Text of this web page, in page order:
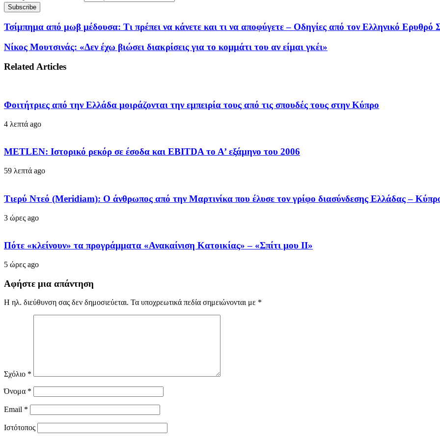
Τσίμπημα από μωβ μέδουσα: Τι πρέπει να κάνετε και τι να αποφύγετε – Οδηγίες από τον Ελληνικό Ερυθρό
Νίκος Μουτσινάς: «Δεν έχω βιώσει διακρίσεις για το κομμάτι του αν είμαι γκέι»
Related Articles
Φοιτήτριες από την Ελλάδα μοιράζονται την εμπειρία τους από τις σπουδές τους στην Κύπρο
4 λεπτά ago
METLEN: Ιστορικό ρεκόρ σε έσοδα και EBITDA το Α’ εξάμηνο του 2006
59 λεπτά ago
Τιερύ Ντεό (Meridiam): Ο άνθρωπος από την Μαρτινίκα που έλυσε τον γρίφο διασύνδεσης Ελλάδας –
3 ώρες ago
Πότε «κλείνουν» τα προγράμματα «Ανακαίνιση Κατοικίας» – «Σπίτι μου ΙΙ»
5 ώρες ago
Αφήστε μια απάντηση
Η ηλ. διεύθυνση σας δεν δημοσιεύεται. Τα υποχρεωτικά πεδία σημειώνονται με *
Σχόλιο *
Όνομα *
Email *
Ιστότοπος